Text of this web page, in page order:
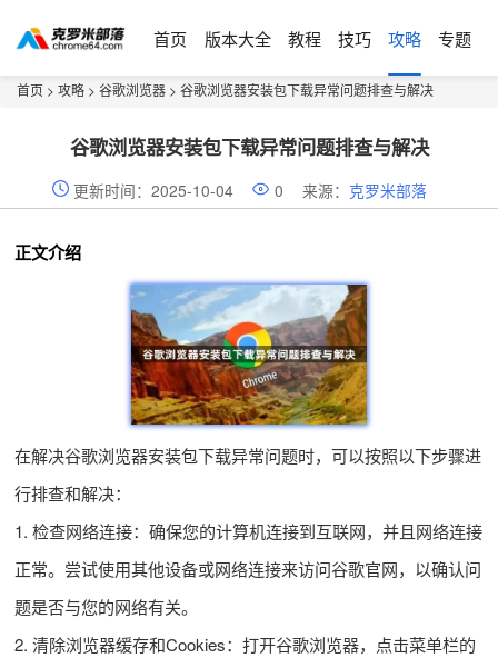
首页 版本大全 教程 技巧 攻略 专题
首页 > 攻略 > 谷歌浏览器 > 谷歌浏览器安装包下载异常问题排查与解决
谷歌浏览器安装包下载异常问题排查与解决
更新时间：2025-10-04 0 来源： 克罗米部落
正文介绍
在解决谷歌浏览器安装包下载异常问题时，可以按照以下步骤进
行排查和解决：
1. 检查网络连接：确保您的计算机连接到互联网，并且网络连接
正常。尝试使用其他设备或网络连接来访问谷歌官网，以确认问
题是否与您的网络有关。
2. 清除浏览器缓存和Cookies：打开谷歌浏览器，点击菜单栏的